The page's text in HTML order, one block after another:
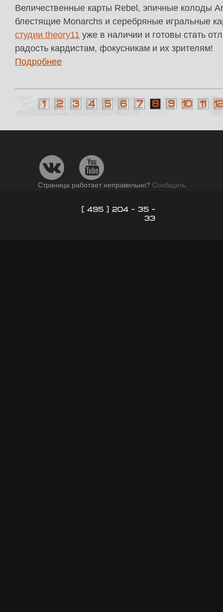
Величественные карты Rebel, эпичные колоды
блестящие Monarchs и серебряные игральные
студии theory11 уже в наличии и готовы стать
радость кардистам, фокусникам и их зрителям!
Подробнее
1 2 3 4 5 6 7 8 9 10 11
Страница работает неправильно? Сообщить
[ 495 ] 204 - 35 -
33